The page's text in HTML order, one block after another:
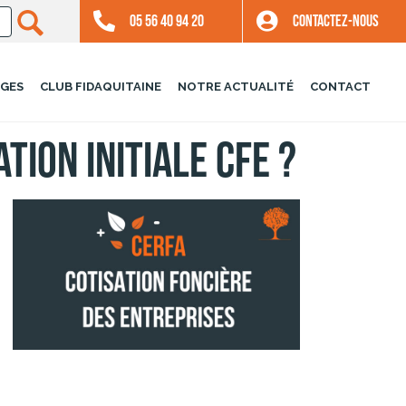
05 56 40 94 20 CONTACTEZ-NOUS
CLUB FIDAQUITAINE NOTRE ACTUALITÉ CONTACT
initiale CFE ?